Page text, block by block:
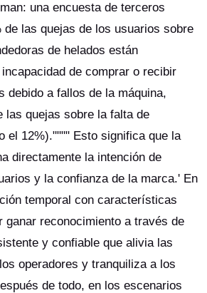
una encuesta de terceros
de las quejas de los usuarios sobre
de helados están
de comprar o recibir
debido a fallos de la máquina,
las quejas sobre la falta de
el 12%)."""" Esto significa que la
directamente la intención de
y la confianza de la marca.' En
temporal con características
ganar reconocimiento a través de
y confiable que alivia las
operadores y tranquiliza a los
de todo, en los escenarios